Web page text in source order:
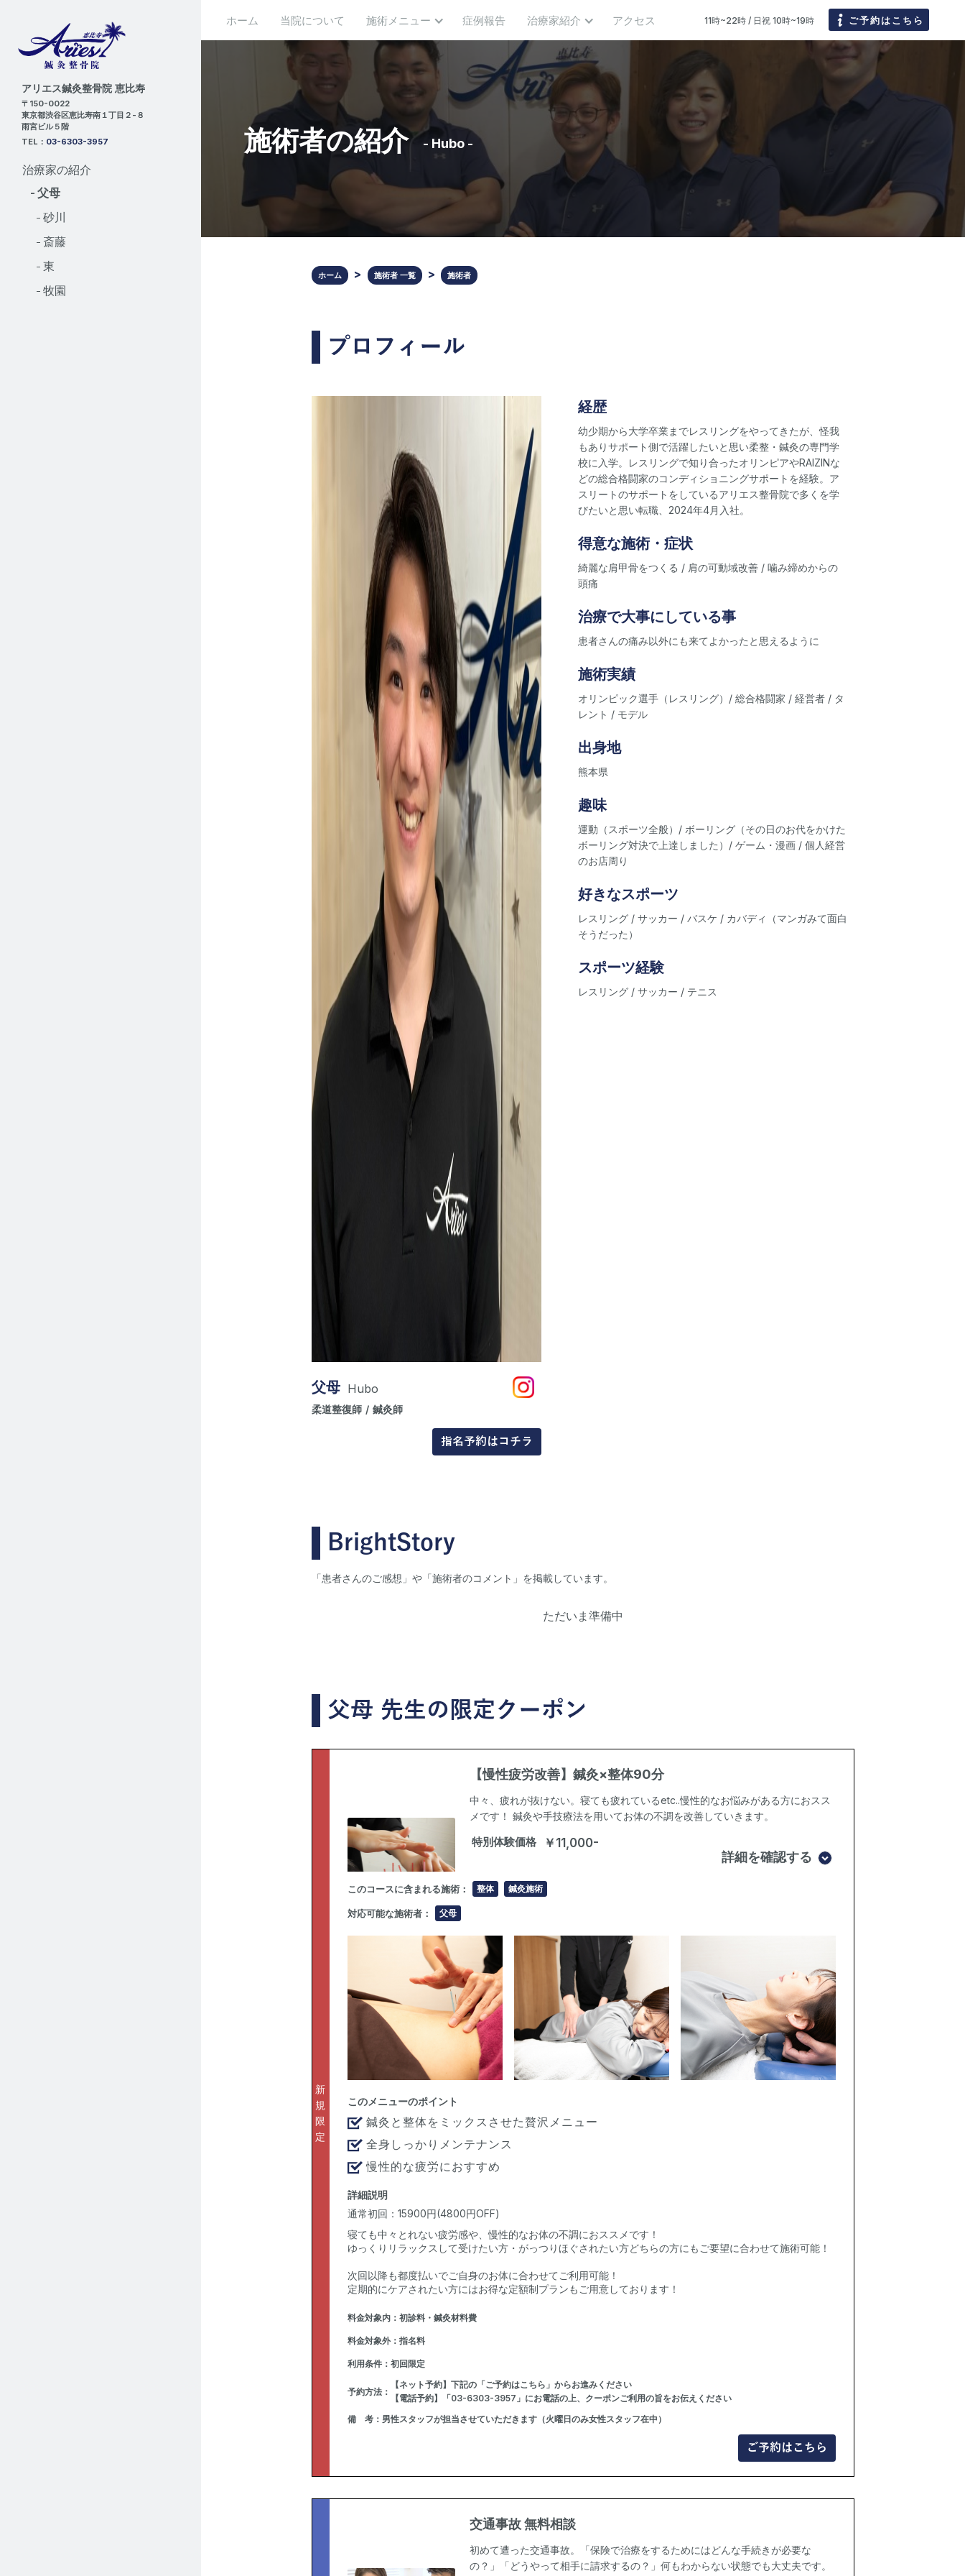
ホーム 当院について 施術メニュー 症例報告 治療家紹介 アクセス 11時~22時 / 日祝 10時~19時 ご予約はこちら
アリエス鍼灸整骨院 恵比寿
〒150-0022
東京都渋谷区恵比寿南１丁目２-８
雨宮ビル５階
TEL： 03-6303-3957
治療家の紹介
- 父母
- 砂川
- 斎藤
- 東
- 牧園
施術者の紹介 - Hubo -
ホーム 施術者 一覧 施術者
プロフィール
父母 Hubo
柔道整復師 / 鍼灸師
指名予約はコチラ
経歴
幼少期から大学卒業までレスリングをやってきたが、怪我
もありサポート側で活躍したいと思い柔整・鍼灸の専門学
校に入学。レスリングで知り合ったオリンピアやRAIZINな
どの総合格闘家のコンディショニングサポートを経験。ア
スリートのサポートをしているアリエス整骨院で多くを学
びたいと思い転職、2024年4月入社。
得意な施術・症状
綺麗な肩甲骨をつくる / 肩の可動域改善 / 噛み締めからの
頭痛
治療で大事にしている事
患者さんの痛み以外にも来てよかったと思えるように
施術実績
オリンピック選手（レスリング）/ 総合格闘家 / 経営者 / タ
レント / モデル
出身地
熊本県
趣味
運動（スポーツ全般）/ ボーリング（その日のお代をかけた
ボーリング対決で上達しました）/ ゲーム・漫画 / 個人経営
のお店周り
好きなスポーツ
レスリング / サッカー / バスケ / カバディ（マンガみて面白
そうだった）
スポーツ経験
レスリング / サッカー / テニス
BrightStory
「患者さんのご感想」や「施術者のコメント」を掲載しています。
ただいま準備中
父母 先生の限定クーポン
新
規
限
定
【慢性疲労改善】鍼灸×整体90分
中々、疲れが抜けない。寝ても疲れているetc..慢性的なお悩みがある方におスス
メです！ 鍼灸や手技療法を用いてお体の不調を改善していきます。
特別体験価格 ￥11,000-
詳細を確認する
このコースに含まれる施術： 整体 鍼灸施術
対応可能な施術者： 父母
このメニューのポイント
鍼灸と整体をミックスさせた贅沢メニュー
全身しっかりメンテナンス
慢性的な疲労におすすめ
詳細説明
通常初回：15900円(4800円OFF)
‍寝ても中々とれない疲労感や、慢性的なお体の不調におススメです！
ゆっくりリラックスして受けたい方・がっつりほぐされたい方どちらの方にもご要望に合わせて施術可能！
次回以降も都度払いでご自身のお体に合わせてご利用可能！
定期的にケアされたい方にはお得な定額制プランもご用意しております！
料金対象内：初診料・鍼灸材料費
料金対象外：指名料
利用条件：初回限定
予約方法：
【ネット予約】下記の「ご予約はこちら」からお進みください
【電話予約】「03-6303-3957」にお電話の上、クーポンご利用の旨をお伝えください
備 考： 男性スタッフが担当させていただきます（火曜日のみ女性スタッフ在中）
ご予約はこちら
交通事故 無料相談
初めて遭った交通事故。「保険で治療をするためにはどんな手続きが必要な
の？」「どうやって相手に請求するの？」何もわからない状態でも大丈夫です。